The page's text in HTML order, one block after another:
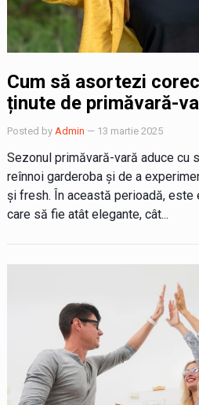
Cum să asortezi
ținute de primăvară-
Posted by Admin — 13 martie 2025
Sezonul primăvară-vară aduce cu
reînnoi garderoba și de a
și fresh. În această perioadă,
care să fie atât elegante, cât...